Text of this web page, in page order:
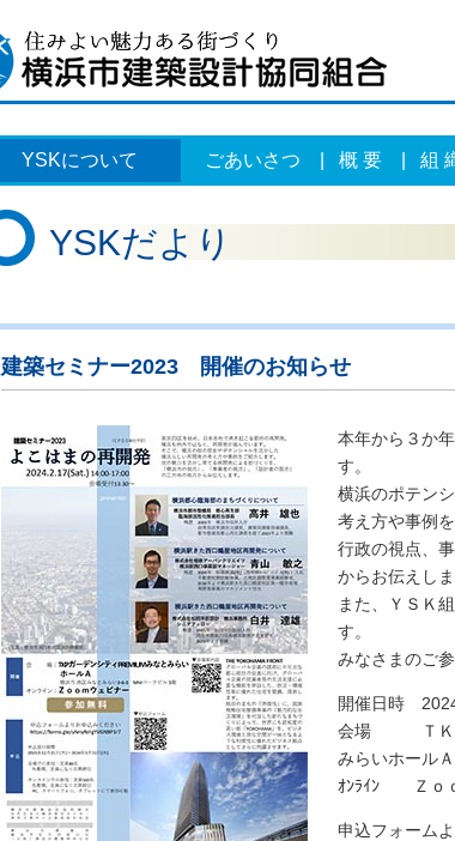
YSKについて ごあいさつ 概 要 組
YSKだより
建築セミナー2023 開催のお知らせ
本年から３か
す。
横浜のポテン
考え方や事例
行政の視点、
からお伝えしま
また、ＹＳＫ
す。
みなさまのご
開催日時
会場 ＴＫＰ
みらいホールＡ
ｵﾝﾗｲﾝ Ｚｏｏ
申込フォーム